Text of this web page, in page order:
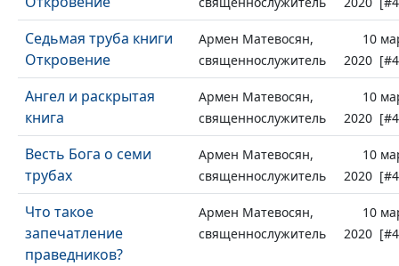
Седьмая труба книги
Откровение
Армен Матевосян,
священнослужитель
10
2020
Ангел и раскрытая
книга
Армен Матевосян,
священнослужитель
10
2020
Весть Бога о семи
трубах
Армен Матевосян,
священнослужитель
10
2020
Что такое
запечатление
праведников?
Армен Матевосян,
священнослужитель
10
2020